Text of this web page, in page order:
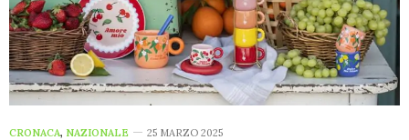
CRONACA, NAZIONALE 25 MARZO 2025